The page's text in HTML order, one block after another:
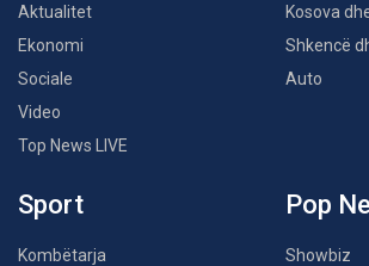
Aktualitet
Ekonomi
Sociale
Video
Top News LIVE
Kosova
Shkencë
Auto
Sport
Kombëtarja
Pop
Showbiz